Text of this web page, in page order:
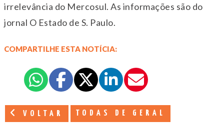
irrelevância do Mercosul. As informações são do
jornal O Estado de S. Paulo.
COMPARTILHE ESTA NOTÍCIA:
VOLTAR TODAS DE GERAL